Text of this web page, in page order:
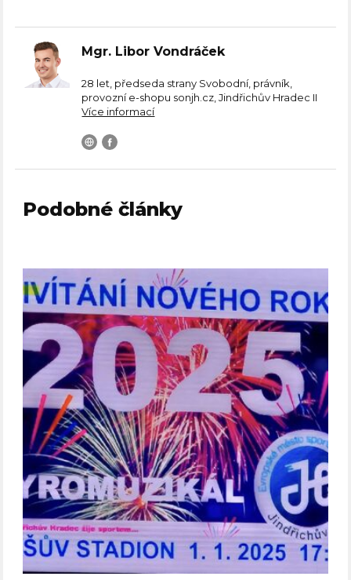
Mgr. Libor Vondráček
28 let, předseda strany Svobodní, právník,
provozní e-shopu sonjh.cz, Jindřichův Hradec II
Více informací
Podobné články